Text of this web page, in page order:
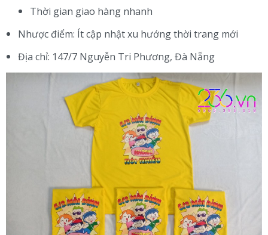
Thời gian giao hàng nhanh
Nhược điểm: Ít cập nhật xu hướng thời trang mới
Địa chỉ: 147/7 Nguyễn Tri Phương, Đà Nẵng